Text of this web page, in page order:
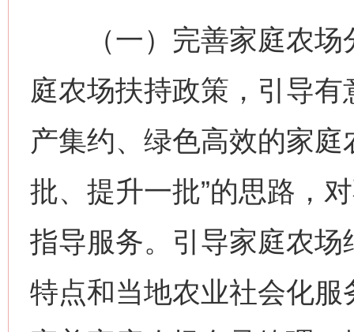
（一）完善家庭农场
庭农场扶持政策，引导
产集约、绿色高效的家
批、提升一批”的思路，
指导服务。引导家庭农
特点和当地农业社会化